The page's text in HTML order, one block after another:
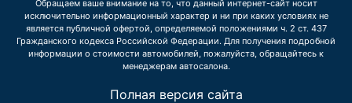
Обращаем ваше внимание на то, что данный интернет-сайт носит
исключительно информационный характер и ни при каких условиях не
является публичной офертой, определяемой положениями ч. 2 ст. 437
Гражданского кодекса Российской Федерации. Для получения подробной
информации о стоимости автомобилей, пожалуйста, обращайтесь к
менеджерам автосалона.
Полная версия сайта